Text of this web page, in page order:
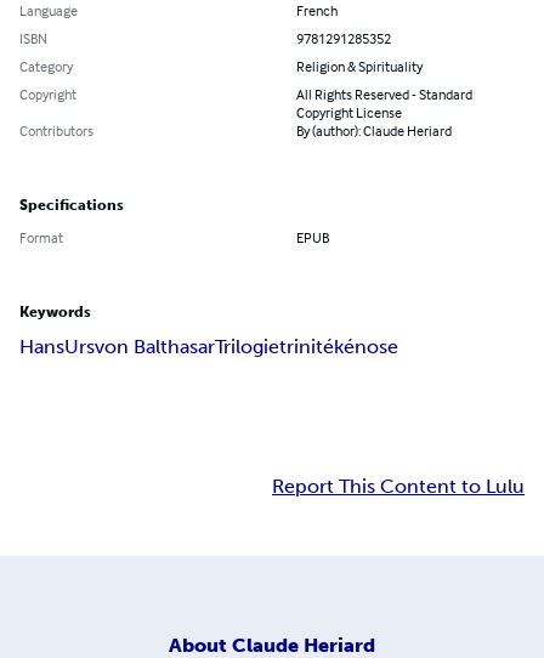
Language
French
ISBN
9781291285352
Category
Religion & Spirituality
Copyright
All Rights Reserved - Standard
Copyright License
Contributors
By (author): Claude Heriard
Specifications
Format EPUB
Keywords
HansUrsvon BalthasarTrilogietrinitékénose
Report This Content to Lulu
About Claude Heriard